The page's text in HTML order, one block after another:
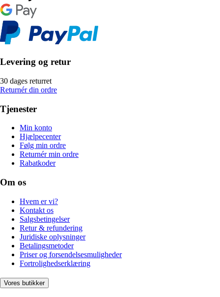
Levering og retur
30 dages returret
Returnér din ordre
Tjenester
Min konto
Hjælpecenter
Følg min ordre
Returnér min ordre
Rabatkoder
Om os
Hvem er vi?
Kontakt os
Salgsbetingelser
Retur & refundering
Juridiske oplysninger
Betalingsmetoder
Priser og forsendelsesmuligheder
Fortrolighedserklæring
Vores butikker